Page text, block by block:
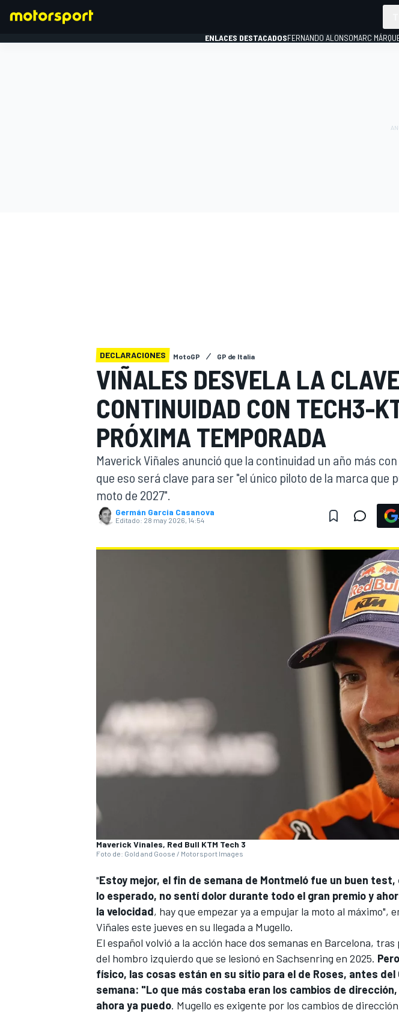
WEC FÓRMULA E
ENLACES DESTACADOSFERNANDO ALONSOMARC
DECLARACIONES MotoGP GP de Italia
VIÑALES DESVELA LA
CONTINUIDAD CON TECH3-
PRÓXIMA TEMPORADA
Maverick Viñales anunció que la continuidad un año más
que eso será clave para ser "el único piloto de la marca que
moto de 2027".
Germán Garcia Casanova
Editado: 28 may 2026, 14:54
Maverick Vinales, Red Bull KTM Tech 3
Foto de: Gold and Goose / Motorsport Images
"Estoy mejor, el fin de semana de Montmeló fue un buen
lo esperado, no sentí dolor durante todo el gran premio y
la velocidad, hay que empezar ya a empujar la moto al máximo",
Viñales este jueves en su llegada a Mugello.
El español volvió a la acción hace dos semanas en Barcelona,
del hombro izquierdo que se lesionó en Sachsenring en 2025.
físico, las cosas están en su sitio para el de Roses, antes del
semana: "Lo que más costaba eran los cambios de
ahora ya puedo. Mugello es exigente por los cambios de